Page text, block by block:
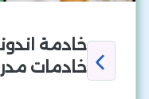
خادمات